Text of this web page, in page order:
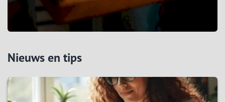
Nieuws en tips